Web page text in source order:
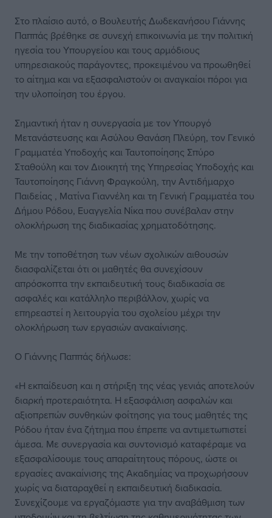
Στο πλαίσιο αυτό, ο Βουλευτής Δωδεκανήσου Γιάννης
Παππάς βρέθηκε σε συνεχή επικοινωνία με την πολιτική
ηγεσία του Υπουργείου και τους αρμόδιους
υπηρεσιακούς παράγοντες, προκειμένου να προωθηθεί
το αίτημα και να εξασφαλιστούν οι αναγκαίοι πόροι για
την υλοποίηση του έργου.
Σημαντική ήταν η συνεργασία με τον Υπουργό
Μετανάστευσης και Ασύλου Θανάση Πλεύρη, τον Γενικό
Γραμματέα Υποδοχής και Ταυτοποίησης Σπύρο
Σταθούλη και τον Διοικητή της Υπηρεσίας Υποδοχής και
Ταυτοποίησης Γιάννη Φραγκούλη, την Αντιδήμαρχο
Παιδείας , Ματίνα Γιαννέλη και τη Γενική Γραμματέα του
Δήμου Ρόδου, Ευαγγελία Νίκα που συνέβαλαν στην
ολοκλήρωση της διαδικασίας χρηματοδότησης.
Με την τοποθέτηση των νέων σχολικών αιθουσών
διασφαλίζεται ότι οι μαθητές θα συνεχίσουν
απρόσκοπτα την εκπαιδευτική τους διαδικασία σε
ασφαλές και κατάλληλο περιβάλλον, χωρίς να
επηρεαστεί η λειτουργία του σχολείου μέχρι την
ολοκλήρωση των εργασιών ανακαίνισης.
Ο Γιάννης Παππάς δήλωσε:
«Η εκπαίδευση και η στήριξη της νέας γενιάς αποτελούν
διαρκή προτεραιότητα. Η εξασφάλιση ασφαλών και
αξιοπρεπών συνθηκών φοίτησης για τους μαθητές της
Ρόδου ήταν ένα ζήτημα που έπρεπε να αντιμετωπιστεί
άμεσα. Με συνεργασία και συντονισμό καταφέραμε να
εξασφαλίσουμε τους απαραίτητους πόρους, ώστε οι
εργασίες ανακαίνισης της Ακαδημίας να προχωρήσουν
χωρίς να διαταραχθεί η εκπαιδευτική διαδικασία.
Συνεχίζουμε να εργαζόμαστε για την αναβάθμιση των